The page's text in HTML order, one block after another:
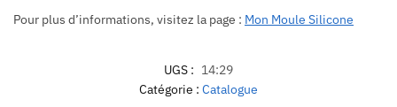
Pour plus d’informations, visitez la page : Mon Moule Silicone
UGS : 14:29
Catégorie : Catalogue